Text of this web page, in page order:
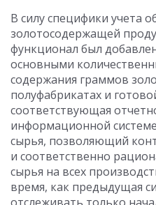
В силу специфики учета
золотосодержащей
функционал был
основными
содержания граммов
полуфабрикатах и
соответствующая
информационной
сырья, позволяющий
и соответственно
сырья на всех
время, как предыдущая